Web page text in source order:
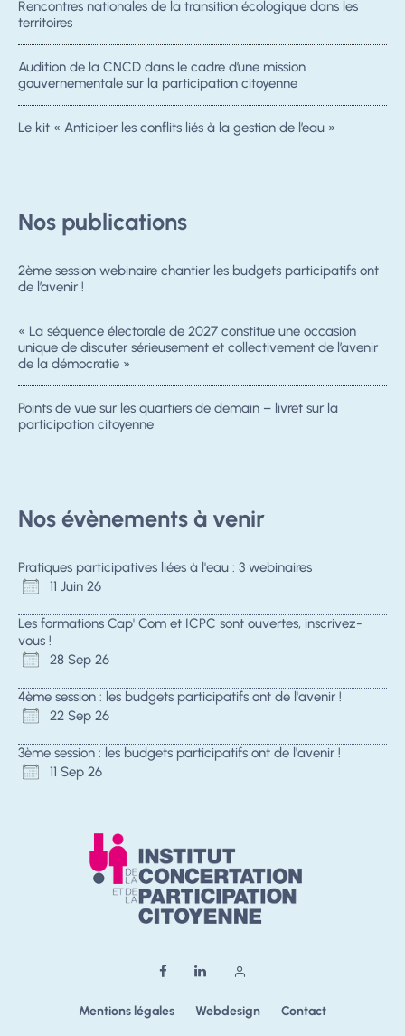
Rencontres nationales de la transition écologique dans les
territoires
Audition de la CNCD dans le cadre d’une mission
gouvernementale sur la participation citoyenne
Le kit « Anticiper les conflits liés à la gestion de l’eau »
Nos publications
2ème session webinaire chantier les budgets participatifs ont
de l’avenir !
« La séquence électorale de 2027 constitue une occasion
unique de discuter sérieusement et collectivement de l’avenir
de la démocratie »
Points de vue sur les quartiers de demain – livret sur la
participation citoyenne
Nos évènements à venir
Pratiques participatives liées à l'eau : 3 webinaires
11 Juin 26
Les formations Cap' Com et ICPC sont ouvertes, inscrivez-
vous !
28 Sep 26
4ème session : les budgets participatifs ont de l'avenir !
22 Sep 26
3ème session : les budgets participatifs ont de l'avenir !
11 Sep 26
Mentions légales Webdesign Contact